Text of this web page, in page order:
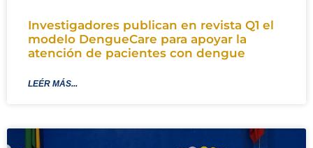
Investigadores publican en revista Q1 el
modelo DengueCare para apoyar la
atención de pacientes con dengue
LEÉR MÁS...